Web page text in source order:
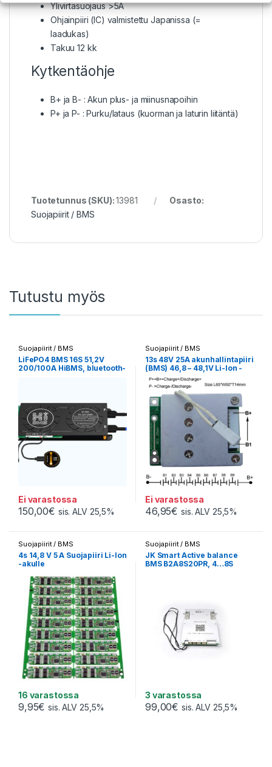
Ylivirtasuojaus >5A
Ohjainpiiri (IC) valmistettu Japanissa (=
laadukas)
Takuu 12 kk
Kytkentäohje
B+ ja B- : Akun plus- ja miinusnapoihin
P+ ja P- : Purku/lataus (kuorman ja laturin liitäntä)
Tuotetunnus (SKU):13981
Osasto:
Suojapiirit / BMS
Tutustu myös
Suojapiirit / BMS
LiFePO4 BMS 16S 51,2V
200/100A HiBMS, bluetooth-
Ei varastossa
150,00€ sis. ALV 25,5%
Suojapiirit / BMS
13s 48V 25A akunhallintapiiri
(BMS) 46,8 – 48,1V Li-Ion -
akulle
Ei varastossa
46,95€ sis. ALV 25,5%
Suojapiirit / BMS
4s 14,8 V 5 A Suojapiiri Li-Ion
-akulle
16 varastossa
9,95€ sis. ALV 25,5%
Suojapiirit / BMS
JK Smart Active balance
BMS B2A8S20PR, 4…8S
3 varastossa
99,00€ sis. ALV 25,5%